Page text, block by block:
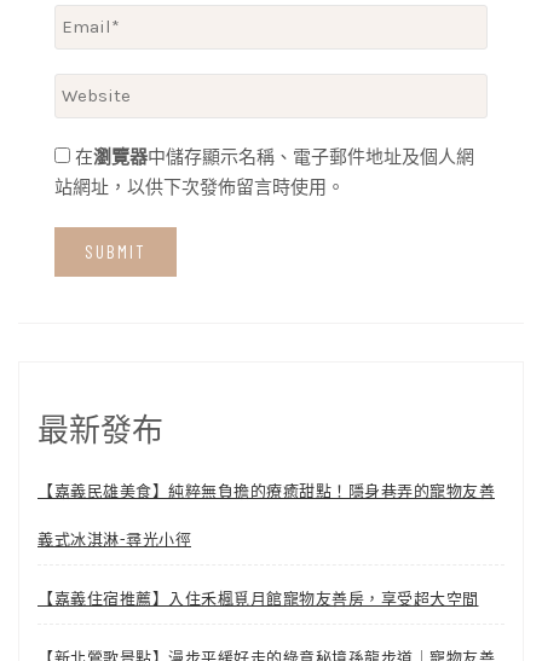
在瀏覽器中儲存顯示名稱、電子郵件地址及個人網
站網址，以供下次發佈留言時使用。
最新發布
【嘉義民雄美食】純粹無負擔的療癒甜點！隱身巷弄的寵物友善
義式冰淇淋-尋光小徑
【嘉義住宿推薦】入住禾楓覓月館寵物友善房，享受超大空間